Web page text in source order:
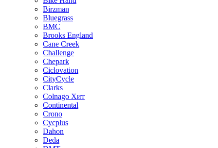
Birzman
Bluegrass
BMC
Brooks England
Cane Creek
Challenge
Chepark
Ciclovation
CityCycle
Clarks
Colnago Хит
Continental
Crono
Cycplus
Dahon
Deda